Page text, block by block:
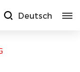
Deutsch